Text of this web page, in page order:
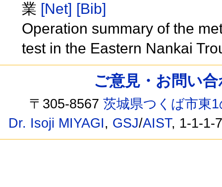
業 [Net] [Bib]
Operation summary of the
test in the Eastern Nankai
ご意見・お問い
〒305-8567茨城県つくば市東
Dr. Isoji MIYAGI, GSJ/AIST, 1-1-1-